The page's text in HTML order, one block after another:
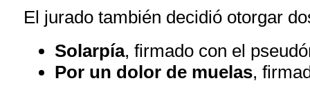
El jurado también decidió otorgar
Solarpía, firmado con el
Por un dolor de muelas,